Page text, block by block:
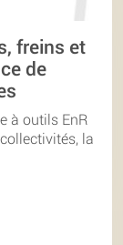
freins et
de
à outils EnR
la